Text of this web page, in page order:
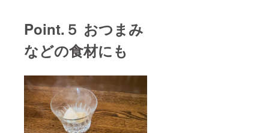
Point.５ おつまみ
などの食材にも